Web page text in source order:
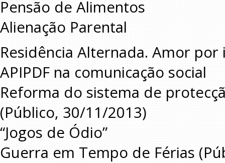
Pensão de Alimentos
Alienação Parental
Residência Alternada. Amor por
APIPDF na comunicação social
Reforma do sistema de
(Público, 30/11/2013)
“Jogos de Ódio”
Guerra em Tempo de Férias